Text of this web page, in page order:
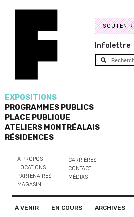
EXPOSITIONS
PROGRAMMES PUBLICS
PLACE PUBLIQUE
ATELIERS MONTRÉALAIS
RÉSIDENCES
À PROPOS
LOCATIONS
PARTENAIRES
MAGASIN
CARRIÈRES
CONTACT
MÉDIAS
SOUTENIR
Infolettre
À VENIR EN COURS ARCHIVES